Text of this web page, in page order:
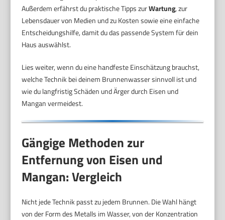
Außerdem erfährst du praktische Tipps zurWartung, zur
Lebensdauer von Medien und zu Kosten sowie eine einfache
Entscheidungshilfe, damit du das passende System für dein
Haus auswählst.
Lies weiter, wenn du eine handfeste Einschätzung brauchst,
welche Technik bei deinem Brunnenwasser sinnvoll ist und
wie du langfristig Schäden und Ärger durch Eisen und
Mangan vermeidest.
Gängige Methoden zur
Entfernung von Eisen und
Mangan: Vergleich
Nicht jede Technik passt zu jedem Brunnen. Die Wahl hängt
von der Form des Metalls im Wasser, von der Konzentration